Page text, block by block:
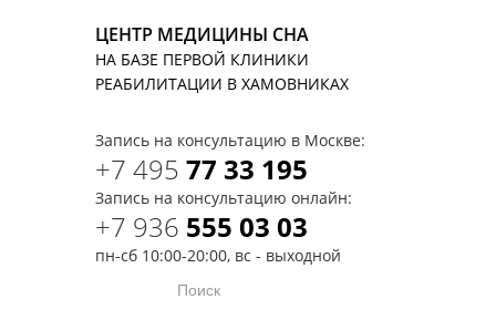
ЦЕНТР МЕДИЦИНЫ СНА
НА БАЗЕ ПЕРВОЙ КЛИНИКИ
РЕАБИЛИТАЦИИ В ХАМОВНИКАХ
Запись на консультацию в Москве:
+7 495 77 33 195
Запись на консультацию онлайн:
+7 936 555 03 03
пн-сб 10:00-20:00, вс - выходной